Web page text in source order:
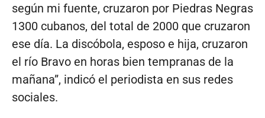
según mi fuente, cruzaron por Piedras Negras
1300 cubanos, del total de 2000 que cruzaron
ese día. La discóbola, esposo e hija, cruzaron
el río Bravo en horas bien tempranas de la
mañana”, indicó el periodista en sus redes
sociales.